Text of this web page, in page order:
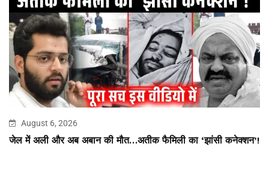
August 6, 2026
जेल में अली और अब अबान की मौत…अतीक फैमिली का ‘झांसी कनेक्शन’!